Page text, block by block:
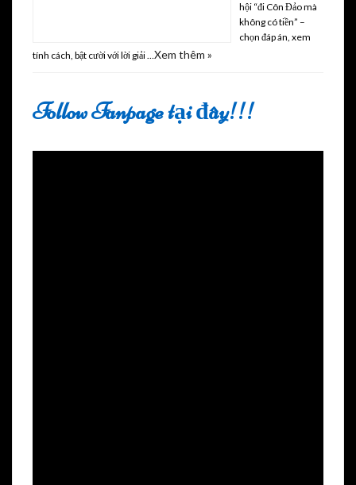
hội “đi Côn Đảo mà
không có tiền” –
chọn đáp án, xem
tính cách, bật cười với lời giải …Xem thêm »
Follow Fanpage tại đây!!!